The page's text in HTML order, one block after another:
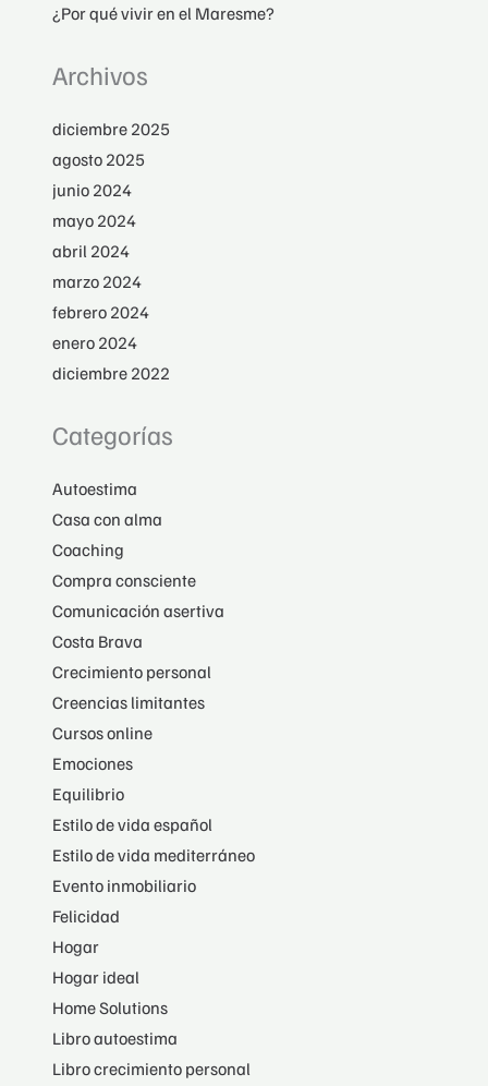
¿Por qué vivir en el Maresme?
Archivos
diciembre 2025
agosto 2025
junio 2024
mayo 2024
abril 2024
marzo 2024
febrero 2024
enero 2024
diciembre 2022
Categorías
Autoestima
Casa con alma
Coaching
Compra consciente
Comunicación asertiva
Costa Brava
Crecimiento personal
Creencias limitantes
Cursos online
Emociones
Equilibrio
Estilo de vida español
Estilo de vida mediterráneo
Evento inmobiliario
Felicidad
Hogar
Hogar ideal
Home Solutions
Libro autoestima
Libro crecimiento personal